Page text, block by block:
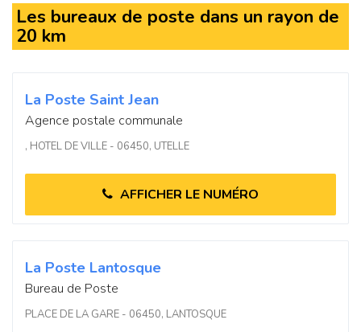
Les bureaux de poste dans un rayon de
20 km
La Poste Saint Jean
Agence postale communale
, HOTEL DE VILLE - 06450, UTELLE
AFFICHER LE NUMÉRO
La Poste Lantosque
Bureau de Poste
PLACE DE LA GARE - 06450, LANTOSQUE